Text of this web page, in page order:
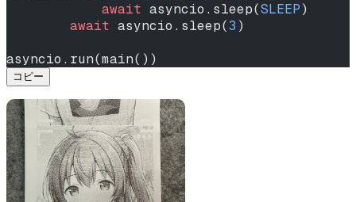
            await
asyncio.sleep(SLEEP)
        await
asyncio.sleep(3 )
asyncio.run(main())
コピー